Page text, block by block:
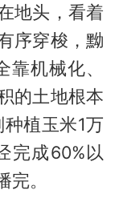
地头，看着
序穿梭，黝
机械化、
的土地根本
植玉米1万
完成60%以
。